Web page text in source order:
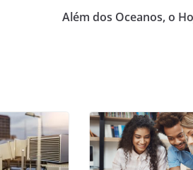
Além dos Oceanos, o